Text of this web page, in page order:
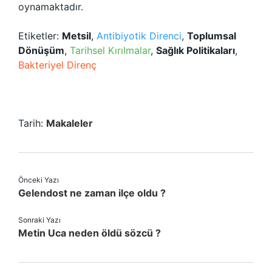
oynamaktadır.
Etiketler: Metsil, Antibiyotik Direnci, Toplumsal
Dönüşüm, Tarihsel Kırılmalar, Sağlık Politikaları,
Bakteriyel Direnç
Tarih: Makaleler
Önceki Yazı
Gelendost ne zaman ilçe oldu ?
Sonraki Yazı
Metin Uca neden öldü sözcü ?